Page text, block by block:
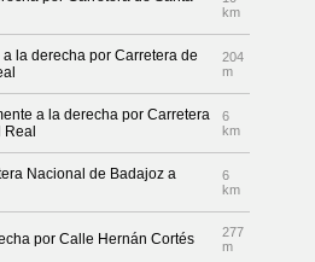
km
la derecha por Carretera de
204
m
a la derecha por Carretera
6
km
Nacional de Badajoz a
6
km
por Calle Hernán Cortés
277
m